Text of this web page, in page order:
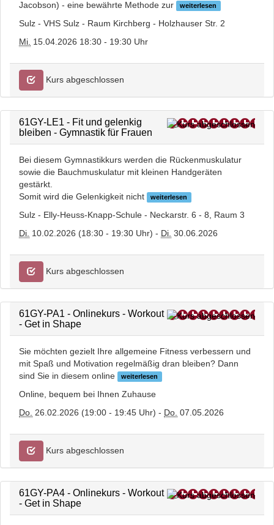
Jacobson) - eine bewährte Methode zur
weiterlesen
Sulz - VHS Sulz - Raum Kirchberg - Holzhauser Str. 2
Mi. 15.04.2026 18:30 - 19:30 Uhr
Kurs abgeschlossen
61GY-LE1 - Fit und gelenkig
bleiben - Gymnastik für Frauen
Bei diesem Gymnastikkurs werden die Rückenmuskulatur
sowie die Bauchmuskulatur mit kleinen Handgeräten
gestärkt.
Somit wird die Gelenkigkeit nicht
weiterlesen
Sulz - Elly-Heuss-Knapp-Schule - Neckarstr. 6 - 8, Raum 3
Di. 10.02.2026 (18:30 - 19:30 Uhr) - Di. 30.06.2026
Kurs abgeschlossen
61GY-PA1 - Onlinekurs - Workout
- Get in Shape
Sie möchten gezielt Ihre allgemeine Fitness verbessern und
mit Spaß und Motivation regelmäßig dran bleiben? Dann
sind Sie in diesem online
weiterlesen
Online, bequem bei Ihnen Zuhause
Do. 26.02.2026 (19:00 - 19:45 Uhr) - Do. 07.05.2026
Kurs abgeschlossen
61GY-PA4 - Onlinekurs - Workout
- Get in Shape